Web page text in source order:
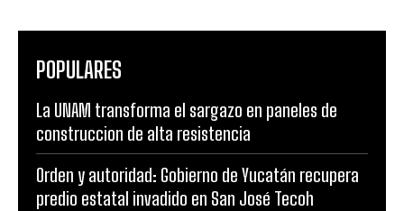
POPULARES
La UNAM transforma el sargazo en paneles de
construccion de alta resistencia
Orden y autoridad: Gobierno de Yucatán recupera
predio estatal invadido en San José Tecoh